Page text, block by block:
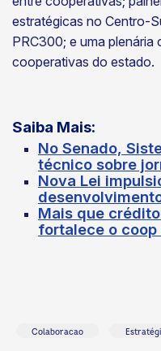
estratégicas no Centro-
PRC300; e uma plenária
cooperativas do estado.
Saiba Mais:
No Senado,
técnico sobre
Nova Lei
Mais que
fortalece o coop
Colaboracao